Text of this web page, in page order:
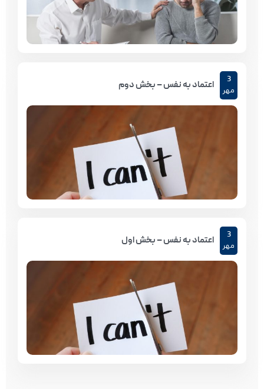
3
مهر
اعتماد به نفس – بخش دوم
3
مهر
اعتماد به نفس – بخش اول